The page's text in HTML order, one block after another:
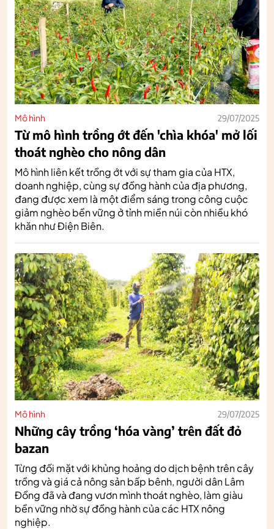
Mô hình 29/07/2025
Từ mô hình trồng ớt đến 'chìa khóa' mở lối
thoát nghèo cho nông dân
Mô hình liên kết trồng ớt với sự tham gia của HTX,
doanh nghiệp, cùng sự đồng hành của địa phương,
đang được xem là một điểm sáng trong công cuộc
giảm nghèo bền vững ở tỉnh miền núi còn nhiều khó
khăn như Điện Biên.
Mô hình 29/07/2025
Những cây trồng ‘hóa vàng’ trên đất đỏ
bazan
Từng đối mặt với khủng hoảng do dịch bệnh trên cây
trồng và giá cả nông sản bấp bênh, người dân Lâm
Đồng đã và đang vươn mình thoát nghèo, làm giàu
bền vững nhờ sự đồng hành của các HTX nông
nghiệp.